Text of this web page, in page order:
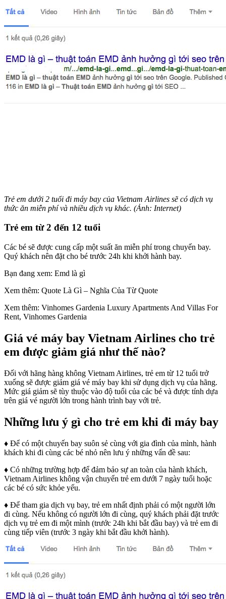
Trẻ em dưới 2 tuổi đi máy bay của Vietnam Airlines sẽ có dịch vụ
thức ăn miễn phí và nhiều dịch vụ khác. (Ảnh: Internet)
Trẻ em từ 2 đến 12 tuổi
Các bé sẽ được cung cấp một suất ăn miễn phí trong chuyến bay.
Quý khách nên đặt cho bé trước 24h khi khởi hành bay.
Bạn đang xem: Emd là gì
Xem thêm: Quote Là Gì – Nghĩa Của Từ Quote
Xem thêm: Vinhomes Gardenia Luxury Apartments And Villas For
Rent, Vinhomes Gardenia
Giá vé máy bay Vietnam Airlines cho trẻ
em được giảm giá như thế nào?
Đối với hãng hàng không Vietnam Airlines, trẻ em từ 12 tuổi trở
xuống sẽ được giảm giá vé máy bay khi sử dụng dịch vụ của hãng.
Mức giá giảm sẽ tùy thuộc vào độ tuổi của các bé và được tính dựa
trên giá vé người lớn trong hành trình bay với trẻ.
Những lưu ý gì cho trẻ em khi đi máy bay
♦ Để có một chuyến bay suôn sẻ cùng với gia đình của mình, hành
khách khi đi cùng các bé nhỏ nên lưu ý những vấn đề sau:
♦ Có những trường hợp để đảm bảo sự an toàn của hành khách,
Vietnam Airlines không vận chuyển trẻ em dưới 7 ngày tuổi hoặc
các bé có sức khỏe yếu.
♦ Để tham gia dịch vụ bay, trẻ em nhất định phải có một người lớn
đi cùng. Nếu không có người lớn đi cùng, quý khách phải đặt trước
dịch vụ trẻ em đi một mình (trước 24h khi bắt đầu bay) và trẻ em đi
cùng tiếp viên (trước 3 ngày khi bắt đầu khởi hành).